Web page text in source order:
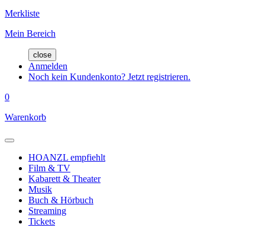
Merkliste
Mein Bereich
close
Anmelden
Noch kein Kundenkonto? Jetzt registrieren.
0
Warenkorb
HOANZL empfiehlt
Film & TV
Kabarett & Theater
Musik
Buch & Hörbuch
Streaming
Tickets